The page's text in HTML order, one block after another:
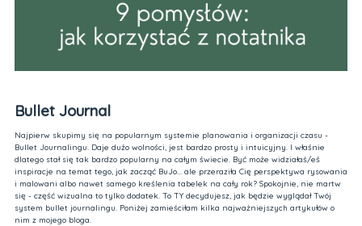
Bullet Journal
Najpierw skupimy się na popularnym systemie planowania i organizacji czasu -
Bullet Journalingu. Daje dużo wolności, jest bardzo prosty i intuicyjny. I właśnie
dlatego stał się tak bardzo popularny na całym świecie. Być może widziałaś/eś
inspiracje na temat tego, jak zacząć BuJo... ale przeraziła Cię perspektywa rysowania
i malowani albo nawet samego kreślenia tabelek na cały rok? Spokojnie, nie martw
się - część wizualna to tylko dodatek. To TY decydujesz, jak będzie wyglądał Twój
system bullet journalingu. Poniżej zamieściłam kilka najważniejszych artykułów o
nim z mojego bloga.